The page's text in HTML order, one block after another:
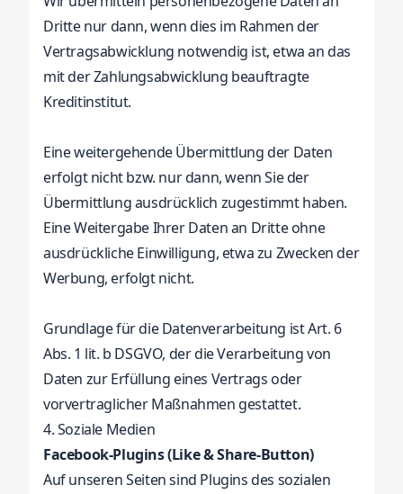
Dritte nur dann, wenn dies im Rahmen der
Vertragsabwicklung notwendig ist, etwa an das
mit der Zahlungsabwicklung beauftragte
Kreditinstitut.
Eine weitergehende Übermittlung der Daten
erfolgt nicht bzw. nur dann, wenn Sie der
Übermittlung ausdrücklich zugestimmt haben.
Eine Weitergabe Ihrer Daten an Dritte ohne
ausdrückliche Einwilligung, etwa zu Zwecken der
Werbung, erfolgt nicht.
Grundlage für die Datenverarbeitung ist Art. 6
Abs. 1 lit. b DSGVO, der die Verarbeitung von
Daten zur Erfüllung eines Vertrags oder
vorvertraglicher Maßnahmen gestattet.
4. Soziale Medien
Facebook-Plugins (Like & Share-Button)
Auf unseren Seiten sind Plugins des sozialen